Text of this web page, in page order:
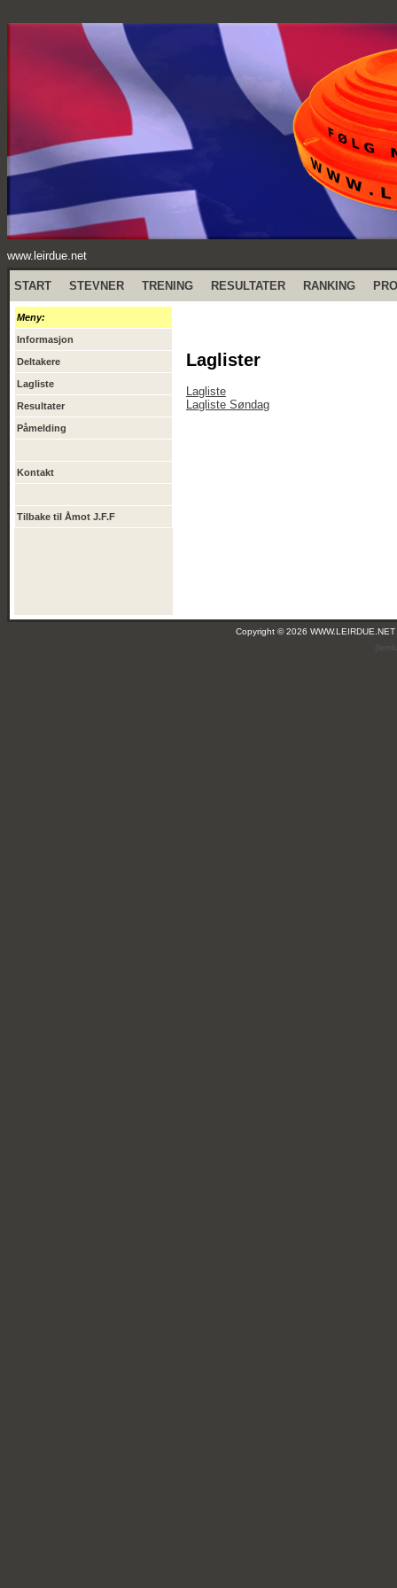
www.leirdue.net
START STEVNER TRENING RESULTATER RANKING
Meny:
Informasjon
Deltakere
Lagliste
Resultater
Påmelding
Kontakt
Tilbake til Åmot J.F.F
Laglister
Lagliste
Lagliste Søndag
Copyright © 2026